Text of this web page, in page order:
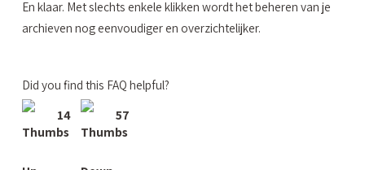
En klaar. Met slechts enkele klikken wordt het beheren van je
archieven nog eenvoudiger en overzichtelijker.
Did you find this FAQ helpful?
14
57